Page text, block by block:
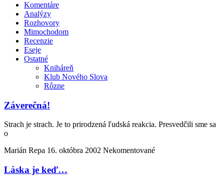
Komentáre
Analýzy
Rozhovory
Mimochodom
Recenzie
Eseje
Ostatné
Kniháreň
Klub Nového Slova
Rôzne
Záverečná!
Strach je strach. Je to prirodzená ľudská reakcia. Presvedčili sme sa
o
Marián Repa 16. októbra 2002 Nekomentované
Láska je keď…